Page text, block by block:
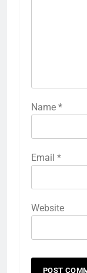
Name *
Email *
Website